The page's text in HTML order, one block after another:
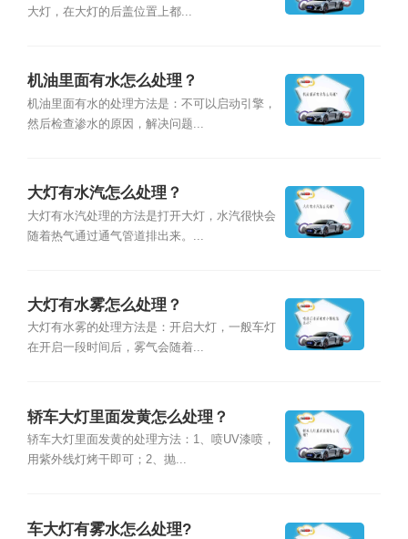
大灯，在大灯的后盖位置上都...
机油里面有水怎么处理？
机油里面有水的处理方法是：不可以启动引擎，
然后检查渗水的原因，解决问题...
大灯有水汽怎么处理？
大灯有水汽处理的方法是打开大灯，水汽很快会
随着热气通过通气管道排出来。...
大灯有水雾怎么处理？
大灯有水雾的处理方法是：开启大灯，一般车灯
在开启一段时间后，雾气会随着...
轿车大灯里面发黄怎么处理？
轿车大灯里面发黄的处理方法：1、喷UV漆喷，
用紫外线灯烤干即可；2、抛...
车大灯有雾水怎么处理?